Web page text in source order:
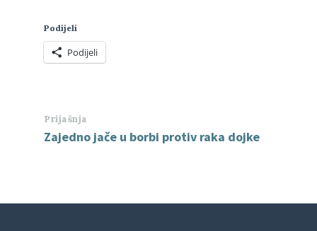
Podijeli
Podijeli
Prijašnja
Zajedno jače u borbi protiv raka dojke